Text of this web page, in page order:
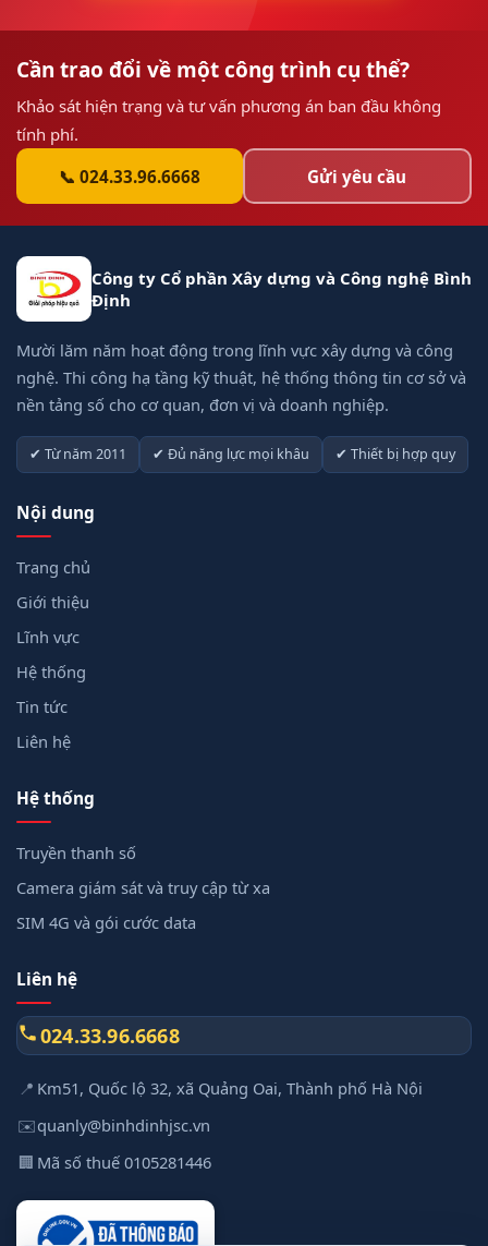
Cần trao đổi về một công trình cụ thể?
Khảo sát hiện trạng và tư vấn phương án ban đầu không
tính phí.
📞 024.33.96.6668
Gửi yêu cầu
Công ty Cổ phần Xây dựng và Công nghệ Bình
Định
Mười lăm năm hoạt động trong lĩnh vực xây dựng và công
nghệ. Thi công hạ tầng kỹ thuật, hệ thống thông tin cơ sở và
nền tảng số cho cơ quan, đơn vị và doanh nghiệp.
✔ Từ năm 2011 ✔ Đủ năng lực mọi khâu ✔ Thiết bị hợp quy
Nội dung
Trang chủ
Giới thiệu
Lĩnh vực
Hệ thống
Tin tức
Liên hệ
Hệ thống
Truyền thanh số
Camera giám sát và truy cập từ xa
SIM 4G và gói cước data
Liên hệ
024.33.96.6668
📍 Km51, Quốc lộ 32, xã Quảng Oai, Thành phố Hà Nội
✉️quanly@binhdinhjsc.vn
🏢 Mã số thuế 0105281446